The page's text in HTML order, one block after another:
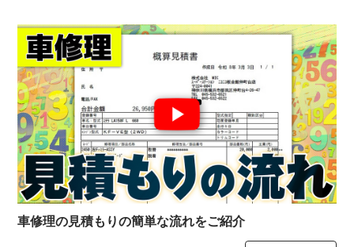
車修理の見積もりの簡単な流れをご紹介